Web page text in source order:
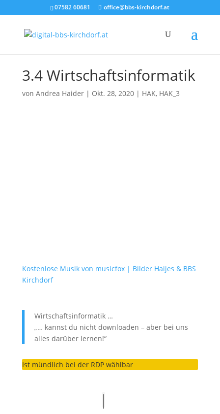
07582 60681 office@bbs-kirchdorf.at
3.4 Wirtschaftsinformatik
von Andrea Haider| Okt. 28, 2020| HAK, HAK_3
Kostenlose Musik von musicfox | Bilder Haijes & BBS
Kirchdorf
Wirtschaftsinformatik …
„… kannst du nicht downloaden – aber bei uns
alles darüber lernen!“
Ist mündlich bei der RDP wählbar